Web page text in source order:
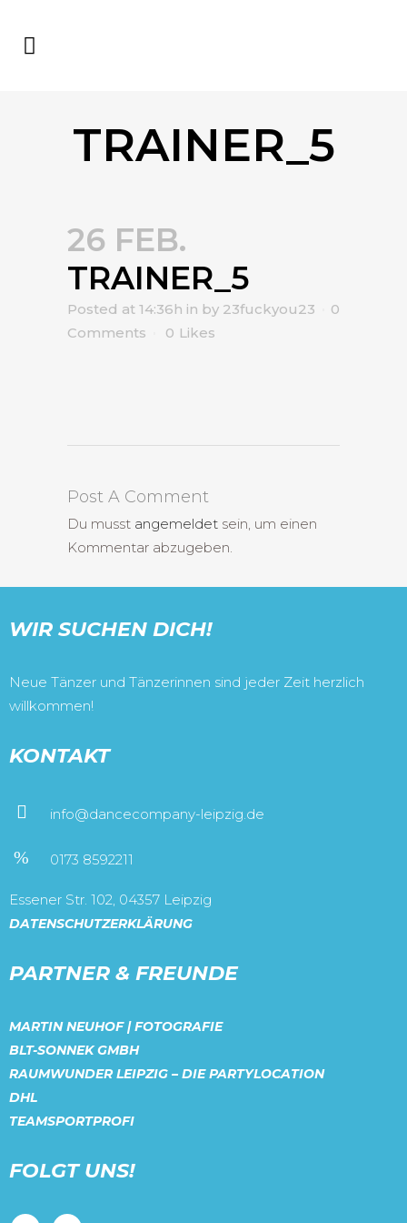
TRAINER_5
26 FEB.
TRAINER_5
Posted at 14:36h in by 23fuckyou23
0
Comments
0 Likes
Post A Comment
Du musst angemeldet sein, um einen
Kommentar abzugeben.
WIR SUCHEN DICH!
Neue Tänzer und Tänzerinnen sind jeder Zeit herzlich
willkommen!
KONTAKT
info@dancecompany-leipzig.de
0173 8592211
Essener Str. 102, 04357 Leipzig
DATENSCHUTZERKLÄRUNG
PARTNER & FREUNDE
MARTIN NEUHOF | FOTOGRAFIE
BLT-SONNEK GMBH
RAUMWUNDER LEIPZIG – DIE PARTYLOCATION
DHL
TEAMSPORTPROFI
FOLGT UNS!